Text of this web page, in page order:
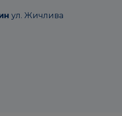
ул. Жичлива